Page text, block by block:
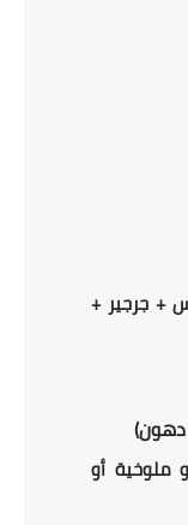
+ جرجير +
ملوخية أو